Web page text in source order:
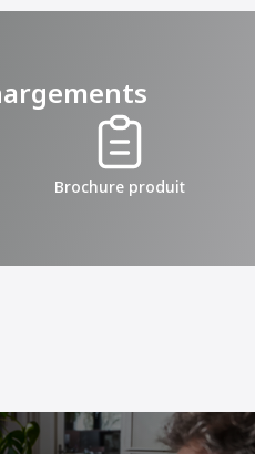
Brochure produit